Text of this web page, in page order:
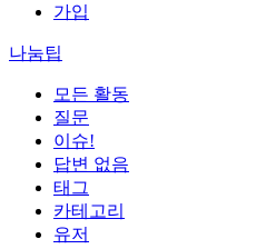
가입
나눔팁
모든 활동
질문
이슈!
답변 없음
태그
카테고리
유저